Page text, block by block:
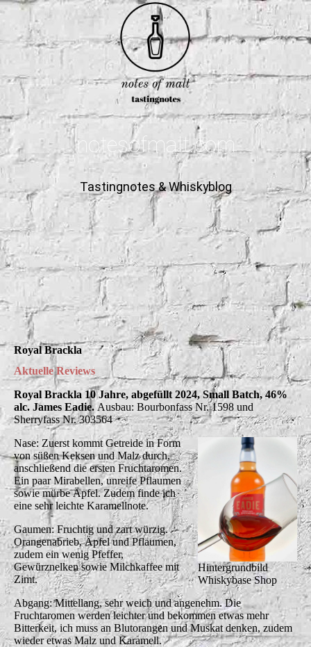
notesofmalt.com
Tastingnotes & Whiskyblog
Royal Brackla
Aktuelle Reviews
Royal Brackla 10 Jahre, abgefüllt 2024, Small Batch, 46%
alc. James Eadie. Ausbau: Bourbonfass Nr. 1598 und
Sherryfass Nr. 303564
Hintergrundbild
Whiskybase Shop
Nase: Zuerst kommt Getreide in Form
von süßen Keksen und Malz durch,
anschließend die ersten Fruchtaromen.
Ein paar Mirabellen, unreife Pflaumen
sowie mürbe Äpfel. Zudem finde ich
eine sehr leichte Karamellnote.
Gaumen: Fruchtig und zart würzig.
Orangenabrieb, Äpfel und Pflaumen,
zudem ein wenig Pfeffer,
Gewürznelken sowie Milchkaffee mit
Zimt.
Abgang: Mittellang, sehr weich und angenehm. Die
Fruchtaromen werden leichter und bekommen etwas mehr
Bitterkeit, ich muss an Blutorangen und Muskat denken, zudem
wieder etwas Malz und Karamell.